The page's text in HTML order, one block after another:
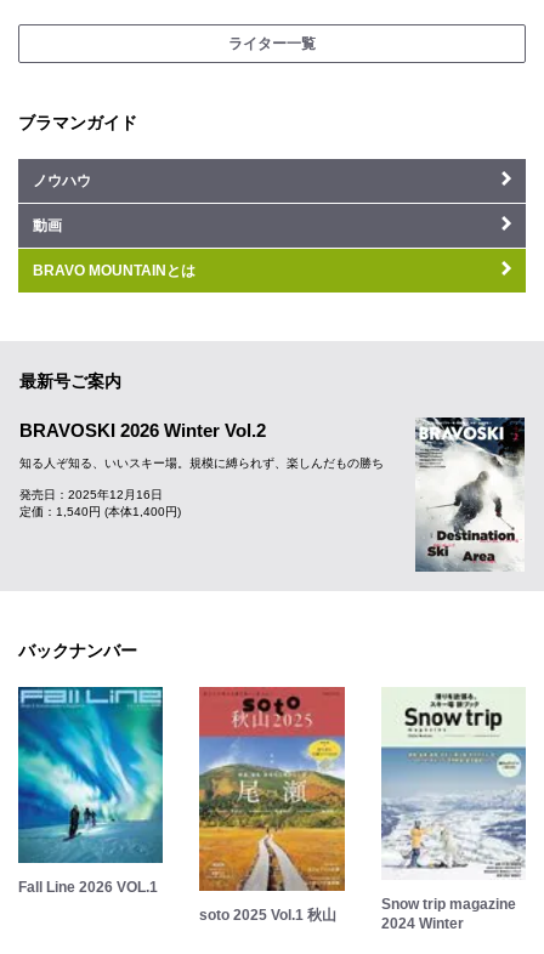
ライター一覧
ブラマンガイド
ノウハウ
動画
BRAVO MOUNTAINとは
最新号ご案内
BRAVOSKI 2026 Winter Vol.2
知る人ぞ知る、いいスキー場。規模に縛られず、楽しんだもの勝ち
発売日：2025年12月16日
定価：1,540円 (本体1,400円)
バックナンバー
Fall Line 2026 VOL.1
soto 2025 Vol.1 秋山
Snow trip magazine
2024 Winter